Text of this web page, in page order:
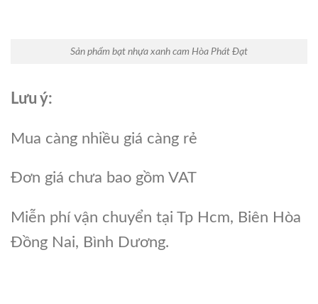
Sản phẩm bạt nhựa xanh cam Hòa Phát Đạt
Lưu ý:
Mua càng nhiều giá càng rẻ
Đơn giá chưa bao gồm VAT
Miễn phí vận chuyển tại Tp Hcm, Biên Hòa
Đồng Nai, Bình Dương.